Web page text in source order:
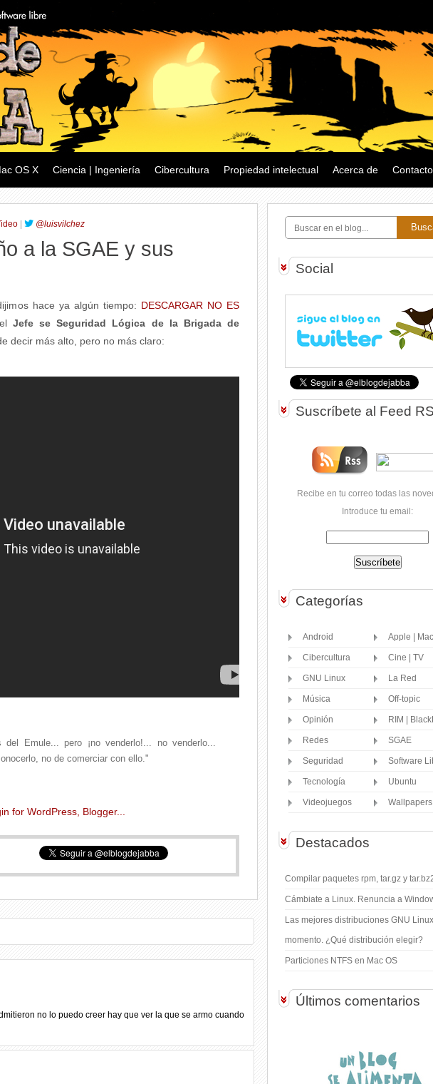
OS X Ciencia | Ingeniería Cibercultura Propiedad intelectual Acerca de Contacto
@luisvilchez
a la SGAE y sus
hace ya algún tiempo: DESCARGAR NO ES
Jefe se Seguridad Lógica de la Brigada de
decir más alto, pero no más claro:
Emule... pero ¡no venderlo!... no venderlo...
no de comerciar con ello."
no lo puedo creer hay que ver la que se armo cuando
Social
Suscríbete al Feed
Recibe en tu correo todas las
Introduce tu email:
Categorías
Android Apple |
Cibercultura Cine | TV
GNU Linux La Red
Música Off-topic
Opinión RIM |
Redes SGAE
Seguridad Software
Tecnología Ubuntu
Videojuegos Wallpapers
Destacados
Compilar paquetes rpm, tar.gz y
Cámbiate a Linux. Renuncia a
Las mejores distribuciones GNU Linux
momento. ¿Qué distribución elegir?
Particiones NTFS en Mac OS
Últimos comentarios